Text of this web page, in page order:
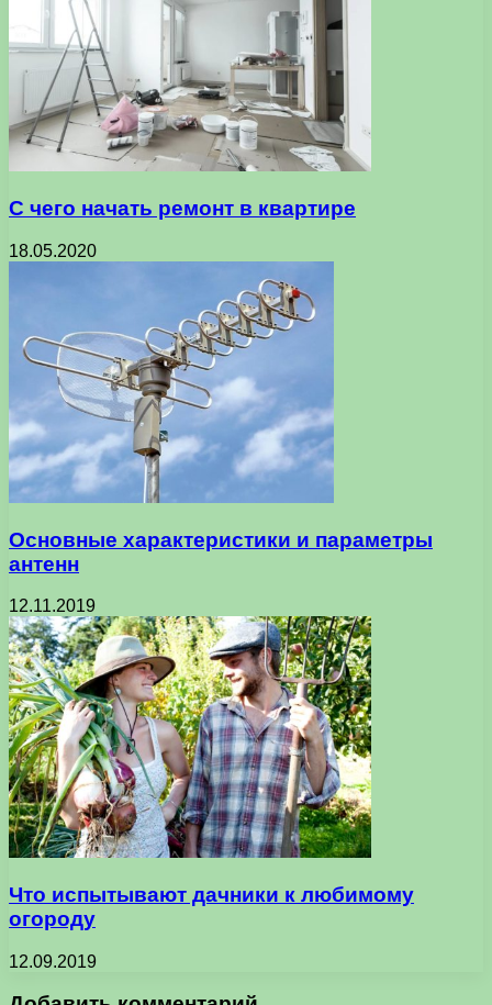
С чего начать ремонт в квартире
18.05.2020
Основные характеристики и параметры
антенн
12.11.2019
Что испытывают дачники к любимому
огороду
12.09.2019